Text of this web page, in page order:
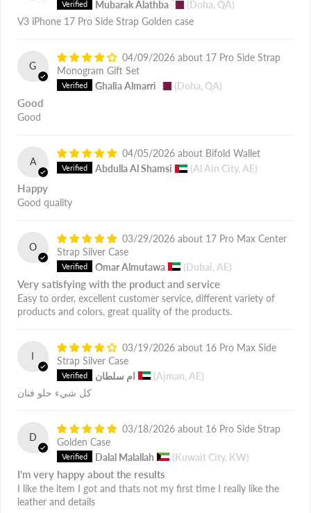
Mubarak Alathba
(Doha, QA)
V3 iPhone 17 Pro Side Strap Golden case
G
04/09/2026
17 Pro Side Strap
Monogram Gift Set
Ghalia Almarri
(Doha, QA)
Good
Good
A
04/05/2026
Bifold Wallet
Abdulla Al Shamsi
(Al Ain City, AE)
Happy
Good quality
O
03/29/2026
17 Pro Max Center
Strap Silver Case
Omar Almutawa
(Dubai, AE)
Very satisfying with the product and service
Easy to order, excellent customer service, different variety of
products and colors, great quality of the products.
ا
03/19/2026
16 Pro Max Side
Strap Silver Case
ام سلطان
(Ajman, AE)
كل شيء حلو فنان
D
03/18/2026
16 Pro Side Strap
Golden Case
Dalal Malallah
(Kuwait City, KW)
I’m very happy about the results
I like the item I got and thats not my first time I really like the
leather and details